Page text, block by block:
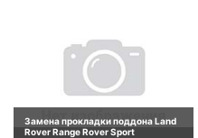
Замена прокладки поддона Land
Rover Range Rover Sport